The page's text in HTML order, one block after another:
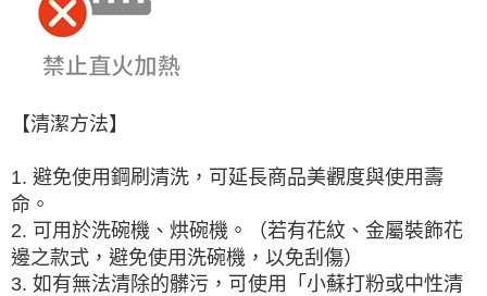
【清潔方法】
1. 避免使用鋼刷清洗，可延長商品美觀度與使用壽
命。
2. 可用於洗碗機、烘碗機。（若有花紋、金屬裝飾花
邊之款式，避免使用洗碗機，以免刮傷）
3. 如有無法清除的髒污，可使用「小蘇打粉或中性清